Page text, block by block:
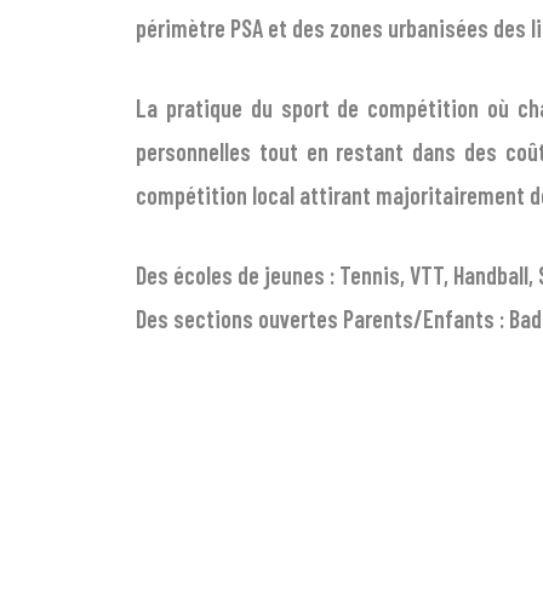
périmètre PSA et des zones urbanisées des
La pratique du sport de compétition où
personnelles tout en restant dans des
compétition local attirant majoritairement
Des écoles de jeunes : Tennis, VTT,
Des sections ouvertes Parents/Enfants :